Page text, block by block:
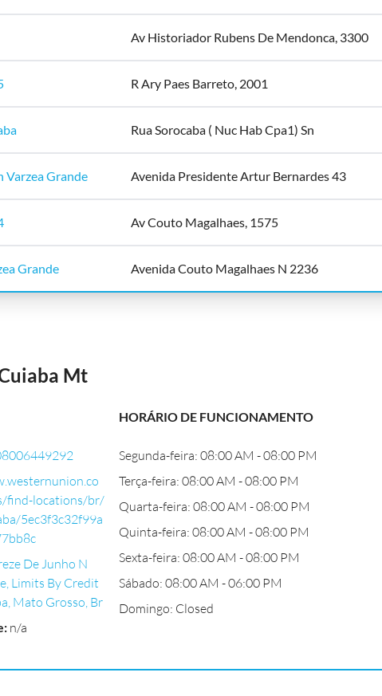
Av Historiador Rubens De Mendonca, 3300
R Ary Paes Barreto, 2001
Rua Sorocaba ( Nuc Hab Cpa1) Sn
Grande Avenida Presidente Artur Bernardes 43
Av Couto Magalhaes, 1575
Grande Avenida Couto Magalhaes N 2236
Mt
find-locations/br/
5ec3f3c32f99a
De Junho N
Limits By Credit
Mato Grosso, Br
: n/a
HORÁRIO DE FUNCIONAMENTO
Segunda-feira: 08:00 AM - 08:00 PM
Terça-feira: 08:00 AM - 08:00 PM
Quarta-feira: 08:00 AM - 08:00 PM
Quinta-feira: 08:00 AM - 08:00 PM
Sexta-feira: 08:00 AM - 08:00 PM
Sábado: 08:00 AM - 06:00 PM
Domingo: Closed